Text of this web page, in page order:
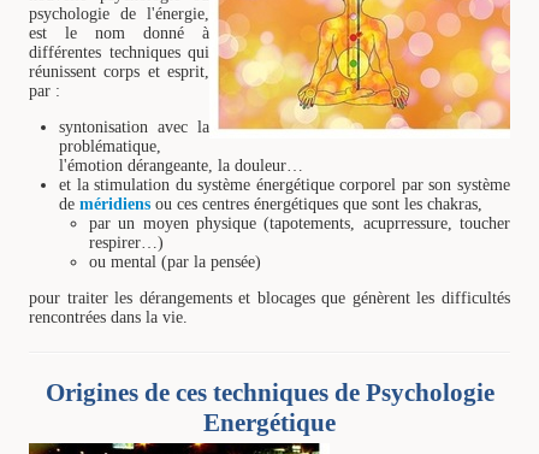
psychologie de l'énergie,
est le nom donné à
différentes techniques qui
réunissent corps et esprit,
par :
syntonisation avec la
problématique,
l'émotion dérangeante, la douleur…
et la stimulation du système énergétique corporel par son système
de méridiens ou ces centres énergétiques que sont les chakras,
par un moyen physique (tapotements, acuprressure, toucher
respirer…)
ou mental (par la pensée)
pour traiter les dérangements et blocages que génèrent les difficultés
rencontrées dans la vie.
Origines de ces techniques de Psychologie
Energétique